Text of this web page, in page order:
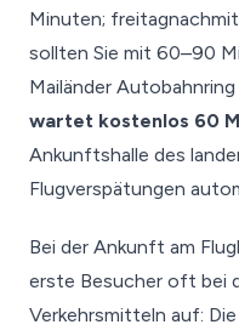
Minuten;
sollten Sie mit 60–90
Mailänder
wartet kostenlos 60
Ankunftshalle des
Flugverspätungen
Bei der Ankunft am
erste Besucher oft bei
Verkehrsmitteln auf: